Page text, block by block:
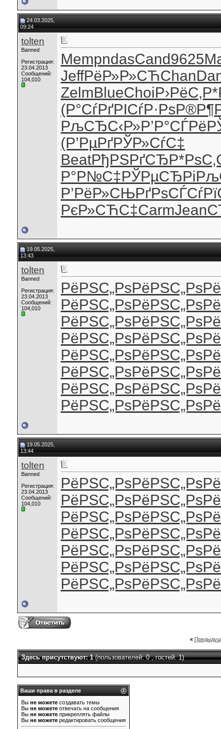
24.03.2025,
09:24
tolten
Banned
Регистрация:
23.04.2013
Сообщений:
104,010
MempndasCand9625
JeffРёР»Р»СЋChan
ZelmBlueChoiР›РёС‚Р*
(Р°СѓРґРІСѓР·Рѕ
РљСЂС‹Р»Р’Р°СЃРё
(Р’РµРґРЎР»СѓС‡
BeatРђРЅРґСЂ
Р°Р№С‡РЎРµСЂРі
Р’РёР»СЊРґРѕСЃСѓ
РєР»СЋС‡CarmJean
19.05.2025,
13:43
tolten
Banned
Регистрация:
23.04.2013
Сообщений:
104,010
РёРЅС„РѕРёРЅС„Рѕ
РёРЅС„РѕРёРЅС„Рѕ
РёРЅС„РѕРёРЅС„Рѕ
РёРЅС„РѕРёРЅС„Рѕ
РёРЅС„РѕРёРЅС„Рѕ
РёРЅС„РѕРёРЅС„Рѕ
РёРЅС„РѕРёРЅС„Рѕ
РёРЅС„РѕРёРЅС„Рѕ
19.05.2025,
13:44
tolten
Banned
Регистрация:
23.04.2013
Сообщений:
104,010
РёРЅС„РѕРёРЅС„Рѕ
РёРЅС„РѕРёРЅС„Рѕ
РёРЅС„РѕРёРЅС„Рѕ
РёРЅС„РѕРёРЅС„Рѕ
РёРЅС„РѕРёРЅС„Рѕ
РёРЅС„РѕРёРЅС„Рѕ
РёРЅС„РѕРёРЅС„Рѕ
«
Здесь присутствуют: 1(пользователей: 0 , гостей: 1)
Ваши права в разделе
Вы не можете создавать темы
Вы не можете отвечать на сообщения
Вы не можете прикреплять файлы
Вы не можете редактировать сообщения